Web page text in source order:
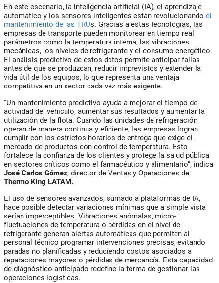
En este escenario, la inteligencia artificial (IA), el aprendizaje
automático y los sensores inteligentes están revolucionando el
mantenimiento de las TRUs. Gracias a estas tecnologías, las
empresas de transporte pueden monitorear en tiempo real
parámetros como la temperatura interna, las vibraciones
mecánicas, los niveles de refrigerante y el consumo energético.
El análisis predictivo de estos datos permite anticipar fallas
antes de que se produzcan, reducir imprevistos y extender la
vida útil de los equipos, lo que representa una ventaja
competitiva en un sector cada vez más exigente.
“Un mantenimiento predictivo ayuda a mejorar el tiempo de
actividad del vehículo, aumentar sus resultados y aumentar la
utilización de la flota. Cuando las unidades de refrigeración
operan de manera continua y eficiente, las empresas logran
cumplir con los estrictos horarios de entrega que exige el
mercado de productos con control de temperatura. Esto
fortalece la confianza de los clientes y protege la salud pública
en sectores críticos como el farmacéutico y alimentario”, indica
José Carlos Gómez, director de Ventas y Operaciones de
Thermo King LATAM.
El uso de sensores avanzados, sumado a plataformas de IA,
hace posible detectar variaciones mínimas que a simple vista
serían imperceptibles. Vibraciones anómalas, micro-
fluctuaciones de temperatura o pérdidas en el nivel de
refrigerante generan alertas automáticas que permiten al
personal técnico programar intervenciones precisas, evitando
paradas no planificadas y reduciendo costos asociados a
reparaciones mayores o pérdidas de mercancía. Esta capacidad
de diagnóstico anticipado redefine la forma de gestionar las
operaciones logísticas.